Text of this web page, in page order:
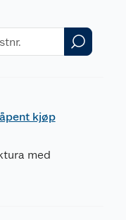
kjøp
med